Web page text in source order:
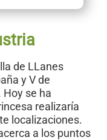
de LLanes
y V de
se ha
realizaría
localizaciones.
a los puntos